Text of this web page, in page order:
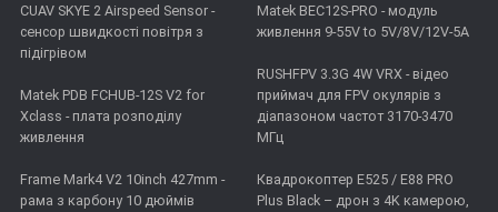
CUAV SKYE 2 Airspeed Sensor -
сенсор швидкості повітря з
підігрівом
Matek PDB FCHUB-12S V2 for
Xclass - плата розподілу
живлення
Frame Mark4 V2 10inch 427mm -
рама з карбону 10 дюймів
Matek BEC12S-PRO - модуль
живлення 9-55V to 5V/8V/12V-5A
RUSHFPV 3.3G 4W VRX - відео
приймач для FPV окулярів з
діапазоном частот 3170-3470
МГц
Квадрокоптер E525 / E88 PRO
Plus Black – дрон з 4K камерою,